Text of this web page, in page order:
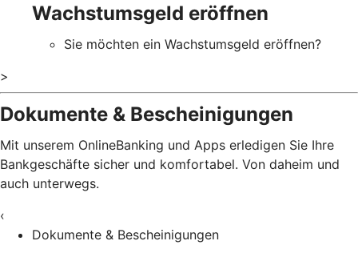
Wachstumsgeld eröffnen
Sie möchten ein Wachstumsgeld eröffnen?
>
Dokumente & Bescheinigungen
Mit unserem OnlineBanking und Apps erledigen Sie Ihre
Bankgeschäfte sicher und komfortabel. Von daheim und
auch unterwegs.
‹
Dokumente & Bescheinigungen